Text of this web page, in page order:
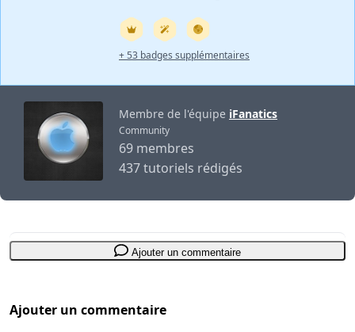
+ 53 badges supplémentaires
Membre de l'équipe iFanatics
Community
69 membres
437 tutoriels rédigés
Ajouter un commentaire
Ajouter un commentaire